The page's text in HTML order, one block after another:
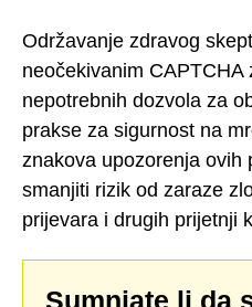
Održavanje zdravog
neočekivanim
nepotrebnih dozvola za
prakse za sigurnost na
znakova upozorenja ovih
smanjiti rizik od zaraze
prijevara i drugih prijetnji
Sumnjate li da